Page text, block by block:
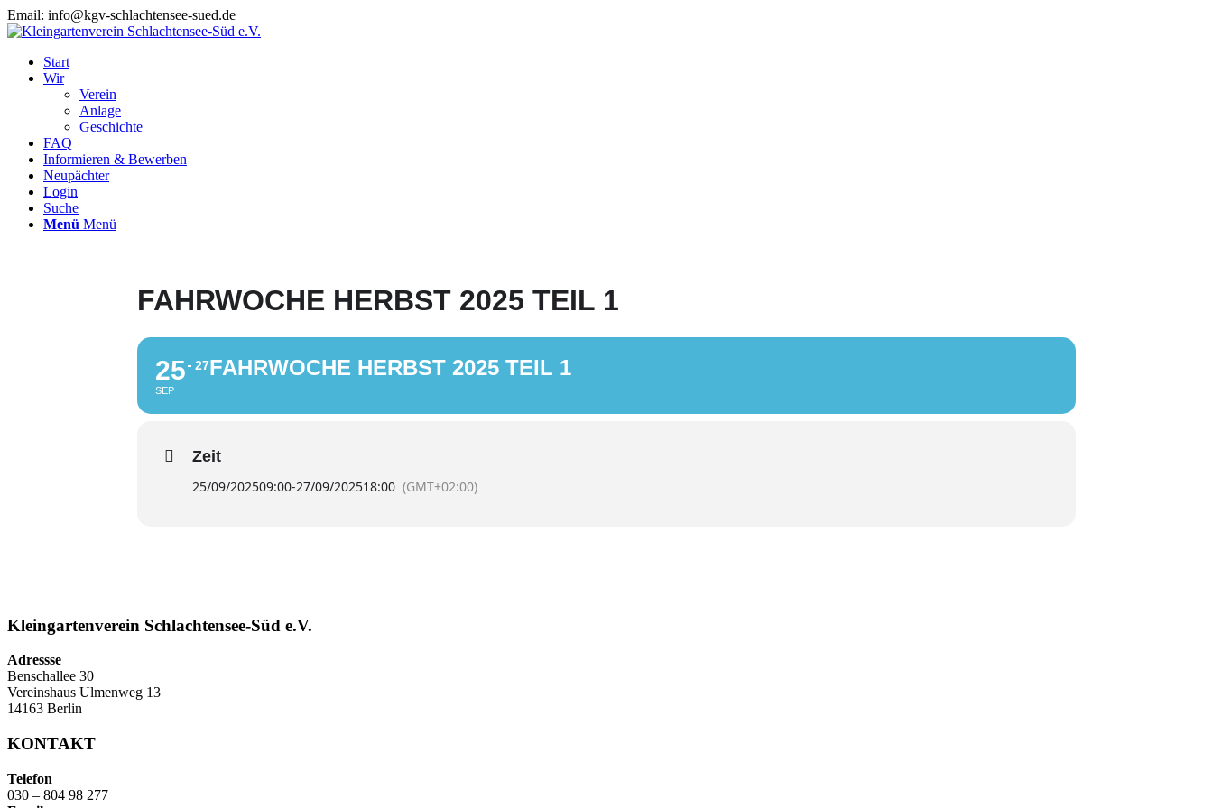
Email: info@kgv-schlachtensee-sued.de
Start
Wir
Verein
Anlage
Geschichte
FAQ
Informieren & Bewerben
Neupächter
Login
Suche
Menü Menü
FAHRWOCHE HERBST 2025 TEIL 1
25
SEP
27FAHRWOCHE HERBST 2025 TEIL 1
Zeit
25/09/202509:00-27/09/202518:00 (GMT+02:00)
Kleingartenverein Schlachtensee-Süd e.V.
Adressse
Benschallee 30
Vereinshaus Ulmenweg 13
14163 Berlin
KONTAKT
Telefon
030 – 804 98 277